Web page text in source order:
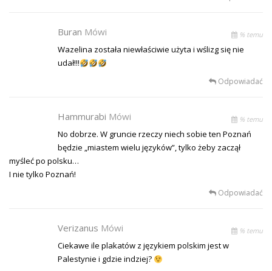
Buran Mówi % temu
Wazelina została niewłaściwie użyta i wślizg się nie
udał!!!
Odpowiadać
Hammurabi Mówi % temu
No dobrze. W gruncie rzeczy niech sobie ten Poznań
będzie „miastem wielu języków”, tylko żeby zaczął
myśleć po polsku…
I nie tylko Poznań!
Odpowiadać
Verizanus Mówi % temu
Ciekawe ile plakatów z językiem polskim jest w
Palestynie i gdzie indziej?